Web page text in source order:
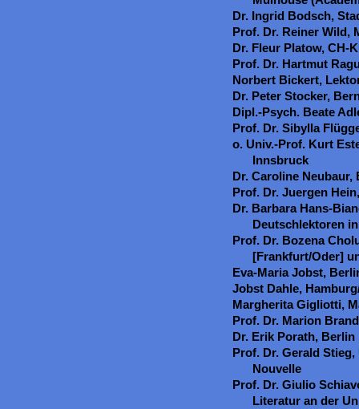
Dr. Ingrid Bodsch,
Prof. Dr. Reiner Wild,
Dr. Fleur Platow, CH-
Prof. Dr. Hartmut
Norbert Bickert,
Dr. Peter Stocker,
Dipl.-Psych. Beate
Prof. Dr. Sibylla
o. Univ.-Prof. Kurt
Innsbruck
Dr. Caroline Neubaur,
Prof. Dr. Juergen
Dr. Barbara Hans-
Deutschlektoren
Prof. Dr. Bozena
[Frankfurt/Oder]
Eva-Maria Jobst,
Jobst Dahle,
Margherita Gigliotti,
Prof. Dr. Marion
Dr. Erik Porath, Berlin
Prof. Dr. Gerald
Nouvelle
Prof. Dr. Giulio
Literatur an der